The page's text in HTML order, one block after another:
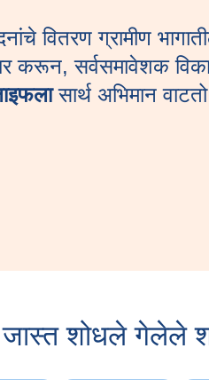
वितरण ग्रामीण
करून, सर्वसमावेशक
सार्थ अभिमान
जास्त शोधले गेलेले